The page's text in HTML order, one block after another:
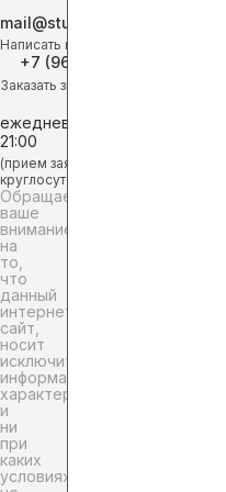
mail@studhelp-online.ru
Написать на почту
+7 (968) 453-29-88
Заказать звонок
ежедневно с 9:00 до
21:00
(прием заявок
круглосуточно)
Обращаем
ваше
внимание
на
то,
что
данный
интернет-
сайт,
носит
исключительно
информационный
характер
и
ни
при
каких
условиях